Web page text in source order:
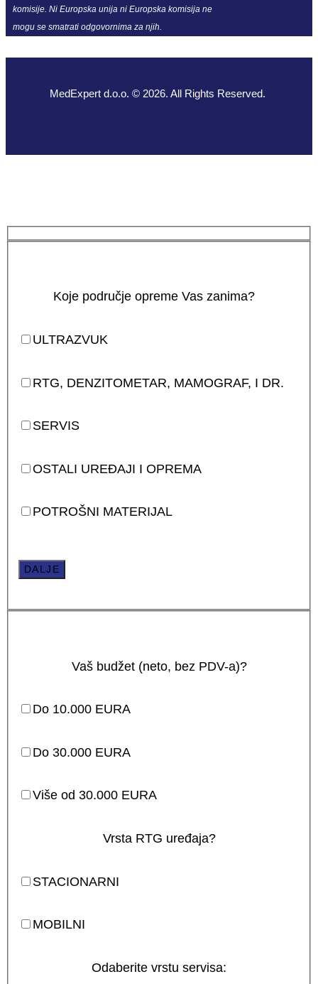
komisije. Ni Europska unija ni Europska komisija ne
mogu se smatrati odgovornima za njih.
MedExpert d.o.o. © 2026. All Rights Reserved.
Koje područje opreme Vas zanima?
ULTRAZVUK
RTG, DENZITOMETAR, MAMOGRAF, I DR.
SERVIS
OSTALI UREĐAJI I OPREMA
POTROŠNI MATERIJAL
DALJE
Vaš budžet (neto, bez PDV-a)?
Do 10.000 EURA
Do 30.000 EURA
Više od 30.000 EURA
Vrsta RTG uređaja?
STACIONARNI
MOBILNI
Odaberite vrstu servisa: